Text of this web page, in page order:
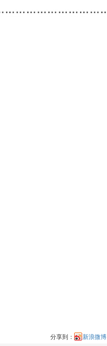
分享到： 新浪微博